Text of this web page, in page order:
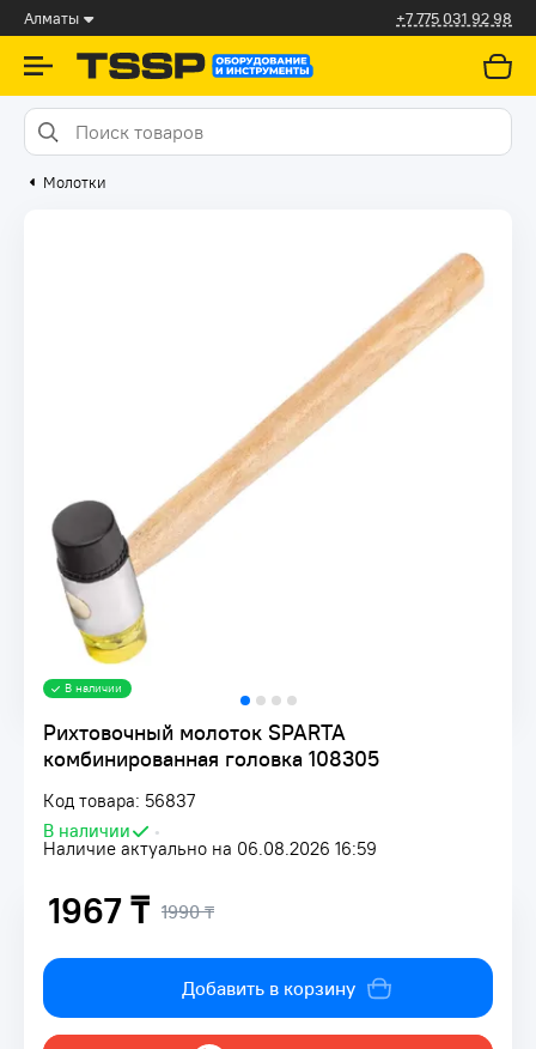
Алматы +7 775 031 92 98
Молотки
Рихтовочный молоток SPARTA
комбинированная головка 108305
Код товара: 56837
В наличии
•
Наличие актуально на 06.08.2026 16:59
В наличии
1967 ₸ 1990 ₸
Добавить в корзину